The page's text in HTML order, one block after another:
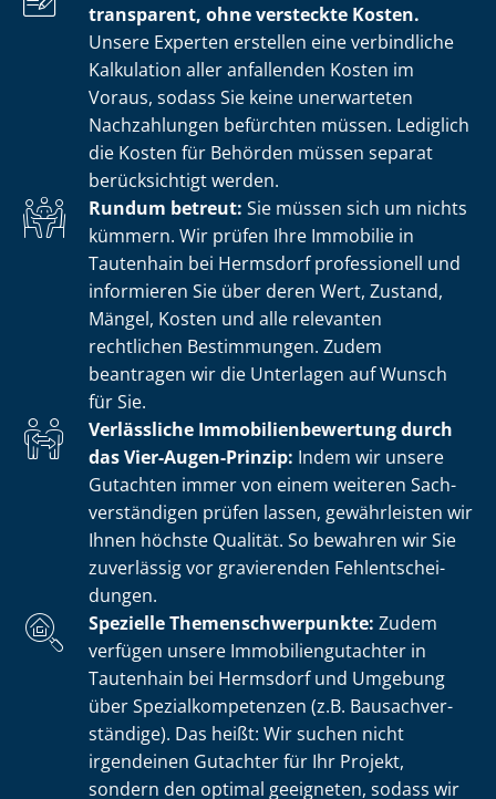
transparent, ohne versteckte Kosten.
Unsere Experten erstellen eine verbindliche
Kalkulation aller anfallenden Kosten im
Voraus, sodass Sie keine unerwarteten
Nachzahlungen befürchten müssen. Lediglich
die Kosten für Behörden müssen separat
berücksichtigt werden.
Rundum betreut: Sie müssen sich um nichts
kümmern. Wir prüfen Ihre Immobilie in
Tautenhain bei Hermsdorf professionell und
informieren Sie über deren Wert, Zustand,
Mängel, Kosten und alle relevanten
rechtlichen Bestimmungen. Zudem
beantragen wir die Unterlagen auf Wunsch
für Sie.
Verlässliche Im­mo­bi­li­en­be­wer­tung durch
das Vier-Augen-Prinzip: Indem wir unsere
Gutachten immer von einem weiteren Sach­
ver­stän­di­gen prüfen lassen, gewährleisten wir
Ihnen höchste Qualität. So bewahren wir Sie
zuverlässig vor gravierenden Fehl­ent­schei­
dun­gen.
Spezielle The­men­schwer­punk­te: Zudem
verfügen unsere Im­mo­bi­li­en­gut­ach­ter in
Tautenhain bei Hermsdorf und Umgebung
über Spe­zi­al­kom­pe­ten­zen (z.B. Bau­sach­ver­
stän­di­ge). Das heißt: Wir suchen nicht
irgendeinen Gutachter für Ihr Projekt,
sondern den optimal geeigneten, sodass wir